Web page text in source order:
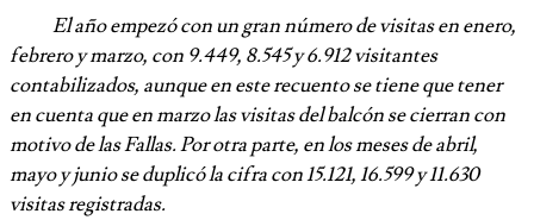
El año empezó con un gran número de visitas en enero,
febrero y marzo, con 9.449, 8.545 y 6.912 visitantes
contabilizados, aunque en este recuento se tiene que tener
en cuenta que en marzo las visitas del balcón se cierran con
motivo de las Fallas. Por otra parte, en los meses de abril,
mayo y junio se duplicó la cifra con 15.121, 16.599 y 11.630
visitas registradas.